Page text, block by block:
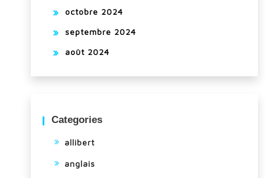
octobre 2024
septembre 2024
août 2024
Categories
allibert
anglais